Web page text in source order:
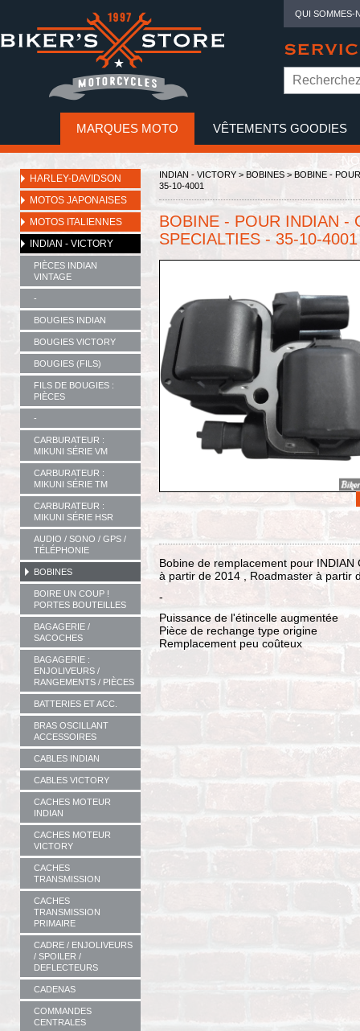
QUI SOMMES-
MARQUES MOTO VÊTEMENTS GOODIES
HARLEY-DAVIDSON
MOTOS JAPONAISES
MOTOS ITALIENNES
INDIAN - VICTORY
PIÈCES INDIAN
VINTAGE
-
BOUGIES INDIAN
BOUGIES VICTORY
BOUGIES (FILS)
FILS DE BOUGIES :
PIÈCES
-
CARBURATEUR :
MIKUNI SÉRIE VM
CARBURATEUR :
MIKUNI SÉRIE TM
CARBURATEUR :
MIKUNI SÉRIE HSR
AUDIO / SONO / GPS /
TÉLÉPHONIE
BOBINES
BOIRE UN COUP !
PORTES BOUTEILLES
BAGAGERIE /
SACOCHES
BAGAGERIE :
ENJOLIVEURS /
RANGEMENTS / PIÈCES
BATTERIES ET ACC.
BRAS OSCILLANT
ACCESSOIRES
CABLES INDIAN
CABLES VICTORY
CACHES MOTEUR
INDIAN
CACHES MOTEUR
VICTORY
CACHES
TRANSMISSION
CACHES
TRANSMISSION
PRIMAIRE
CADRE / ENJOLIVEURS
/ SPOILER /
DEFLECTEURS
CADENAS
COMMANDES
CENTRALES
INDIAN - VICTORY > BOBINES > BOBINE -
35-10-4001
BOBINE - POUR INDIAN -
SPECIALTIES - 35-10-4001
Bobine de remplacement pour
à partir de 2014 , Roadmaster à partir
-
Puissance de l'étincelle augmentée
Pièce de rechange type origine
Remplacement peu coûteux